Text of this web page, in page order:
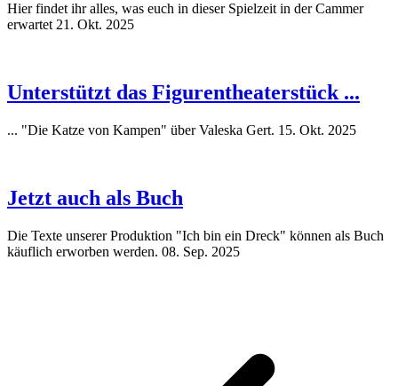
Hier findet ihr alles, was euch in dieser Spielzeit in der Cammer
erwartet 21. Okt. 2025
Unterstützt das Figurentheaterstück ...
... "Die Katze von Kampen" über Valeska Gert. 15. Okt. 2025
Jetzt auch als Buch
Die Texte unserer Produktion "Ich bin ein Dreck" können als Buch
käuflich erworben werden. 08. Sep. 2025